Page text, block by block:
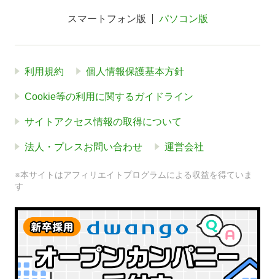
スマートフォン版 パソコン版
利用規約 個人情報保護基本方針
Cookie等の利用に関するガイドライン
サイトアクセス情報の取得について
法人・プレスお問い合わせ 運営会社
※本サイトはアフィリエイトプログラムによる収益を得ていま
す